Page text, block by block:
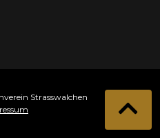
Strasswalchen